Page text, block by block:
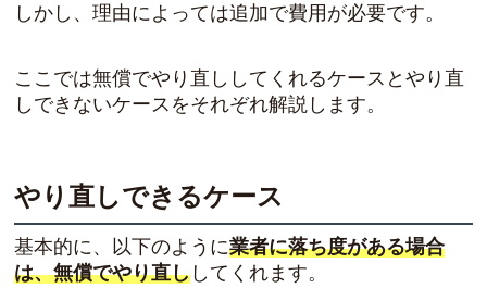
しかし、理由によっては追加で費用が必要です。
ここでは無償でやり直ししてくれるケースとやり直
しできないケースをそれぞれ解説します。
やり直しできるケース
基本的に、以下のように業者に落ち度がある場合
は、無償でやり直し してくれます。